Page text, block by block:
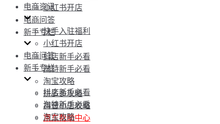
小红书开店
电商问答
新手专栏
抖店新手必看
淘特新手必看
淘宝攻略
拼多多攻略
抖音小店攻略
京东帮助中心
电商资讯
快手入驻福利
小红书开店
电商问答
新手专栏
抖店新手必看
淘特新手必看
淘宝攻略